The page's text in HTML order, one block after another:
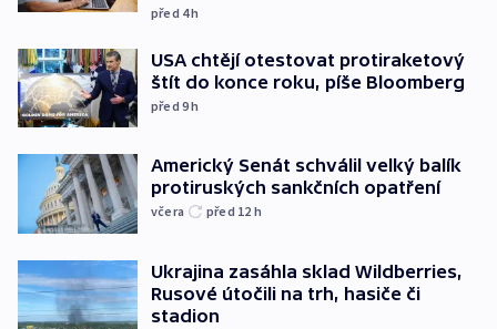
před 4h
USA chtějí otestovat protiraketový
štít do konce roku, píše Bloomberg
před 9h
Americký Senát schválil velký balík
protiruských sankčních opatření
včera před 12 h
Ukrajina zasáhla sklad Wildberries,
Rusové útočili na trh, hasiče či
stadion